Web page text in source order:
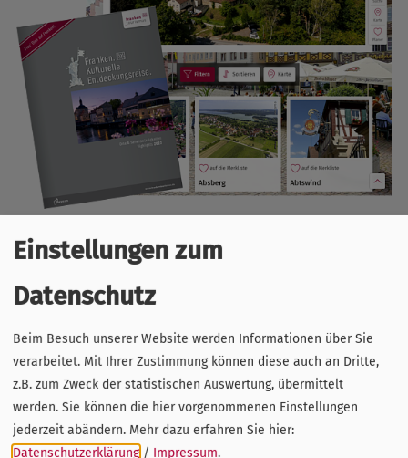
Mit der Bitte um Aktualisierung der Ortspräsentationen auf
unsere Mitglieder jährlich (Mitte / Ende August) an. Die
Produktion unserer Broschüren(Orte &
Sehenswürdigkeiten, Tourbegleiter etc.) verwendet.
Selbstverständlich können Meldungen zur Ergänzungdes
bestehenden Eintrages jederzeit auch unabhängig von der
Einstellungen zum
Datenschutz
Beim Besuch unserer Website werden Informationen über Sie
verarbeitet. Mit Ihrer Zustimmung können diese auch an Dritte,
z.B. zum Zweck der statistischen Auswertung, übermittelt
werden. Sie können die hier vorgenommenen Einstellungen
jederzeit abändern. Mehr dazu erfahren Sie hier:
Datenschutzerklärung / Impressum.